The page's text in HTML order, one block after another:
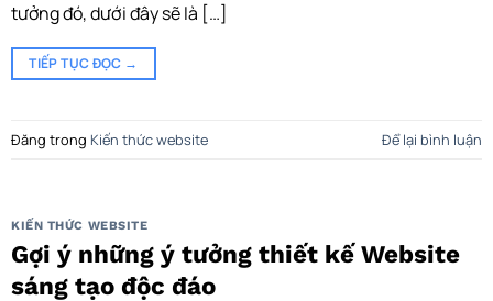
tưởng đó, dưới đây sẽ là […]
TIẾP TỤC ĐỌC →
Đăng trong Kiến thức website Để lại bình luận
KIẾN THỨC WEBSITE
Gợi ý những ý tưởng thiết kế Website
sáng tạo độc đáo